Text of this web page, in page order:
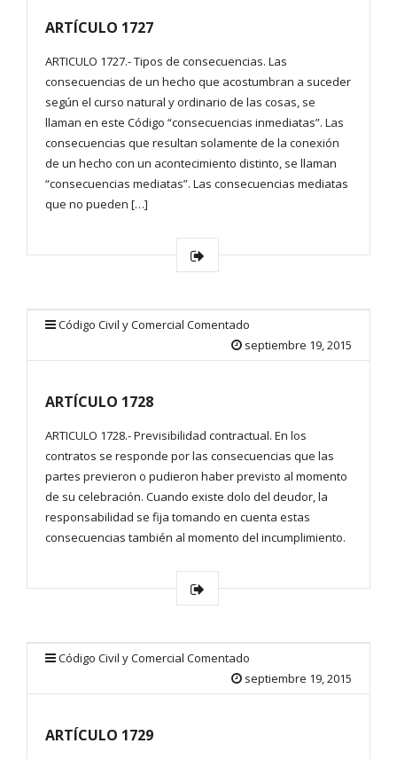
ARTÍCULO 1727
ARTICULO 1727.- Tipos de consecuencias. Las
consecuencias de un hecho que acostumbran a suceder
según el curso natural y ordinario de las cosas, se
llaman en este Código “consecuencias inmediatas”. Las
consecuencias que resultan solamente de la conexión
de un hecho con un acontecimiento distinto, se llaman
“consecuencias mediatas”. Las consecuencias mediatas
que no pueden […]
Código Civil y Comercial Comentado
septiembre 19, 2015
ARTÍCULO 1728
ARTICULO 1728.- Previsibilidad contractual. En los
contratos se responde por las consecuencias que las
partes previeron o pudieron haber previsto al momento
de su celebración. Cuando existe dolo del deudor, la
responsabilidad se fija tomando en cuenta estas
consecuencias también al momento del incumplimiento.
Código Civil y Comercial Comentado
septiembre 19, 2015
ARTÍCULO 1729